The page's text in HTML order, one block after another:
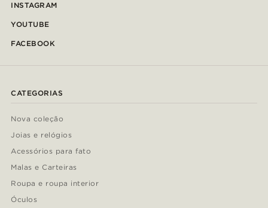
INSTAGRAM
YOUTUBE
FACEBOOK
CATEGORIAS
Nova coleção
Joias e relógios
Acessórios para fato
Malas e Carteiras
Roupa e roupa interior
Óculos